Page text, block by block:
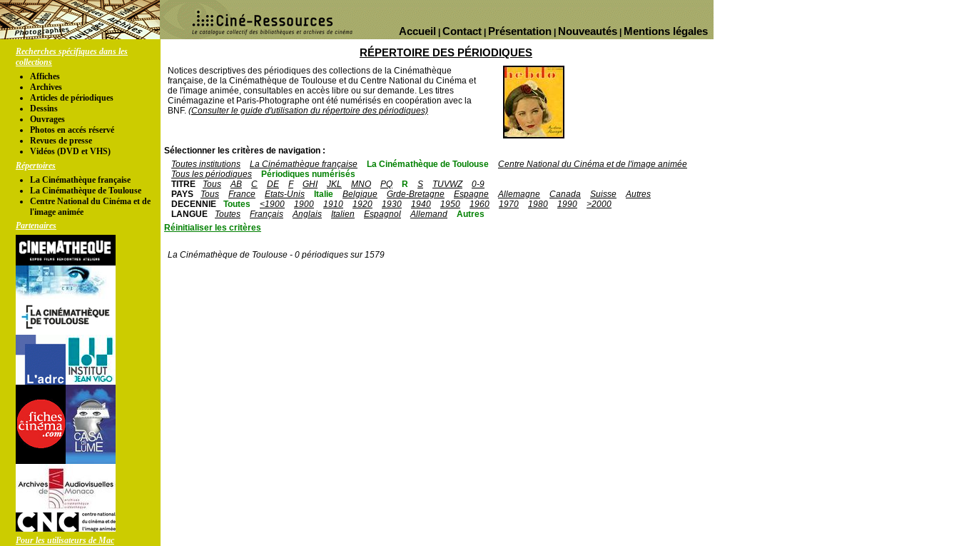
Mentions légales
Nouveautés
Présentation
Contact
Accueil
Recherches spécifiques dans les
collections
Affiches
Archives
Articles de périodiques
Dessins
Ouvrages
Photos en accés réservé
Revues de presse
Vidéos (DVD et VHS)
Répertoires
La Cinémathèque française
La Cinémathèque de Toulouse
Centre National du Cinéma et de
l'image animée
Partenaires
Pour les utilisateurs de Mac
RÉPERTOIRE DES PÉRIODIQUES
Notices descriptives des périodiques des collections de la Cinémathèque
française, de la Cinémathèque de Toulouse et du Centre National du Cinéma et
de l'image animée, consultables en accès libre ou sur demande. Les titres
Cinémagazine et Paris-Photographe ont été numérisés en coopération avec la
BNF. (Consulter le guide d'utilisation du répertoire des périodiques)
Sélectionner les critères de navigation :
Toutes institutions
La Cinémathèque française La Cinémathèque de Toulouse
Centre National du Cinéma et de l'image animée
Tous les périodiques
Périodiques numérisés
TITRE
Tous AB C DE F GHI JKL MNO PQ R S TUVWZ
0-9
PAYS
Tous France Etats-Unis Italie Belgique Grde-Bretagne Espagne Allemagne Canada Suisse
Autres
DECENNIE
Toutes <1900 1900 1910 1920 1930 1940 1950 1960 1970 1980 1990
>2000
LANGUE
Toutes Français Anglais Italien Espagnol Allemand
Autres
Réinitialiser les critères
La Cinémathèque de Toulouse - 0 périodiques sur 1579